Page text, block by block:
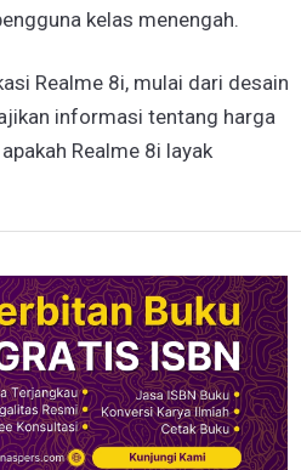
kelas menengah.
Realme 8i, mulai dari desain
informasi tentang harga
Realme 8i layak